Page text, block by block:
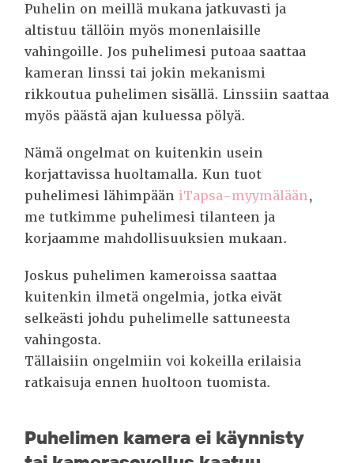
Puhelin on meillä mukana jatkuvasti ja
altistuu tällöin myös monenlaisille
vahingoille. Jos puhelimesi putoaa saattaa
kameran linssi tai jokin mekanismi
rikkoutua puhelimen sisällä. Linssiin saattaa
myös päästä ajan kuluessa pölyä.
Nämä ongelmat on kuitenkin usein
korjattavissa huoltamalla. Kun tuot
puhelimesi lähimpään iTapsa-myymälään,
me tutkimme puhelimesi tilanteen ja
korjaamme mahdollisuuksien mukaan.
Joskus puhelimen kameroissa saattaa
kuitenkin ilmetä ongelmia, jotka eivät
selkeästi johdu puhelimelle sattuneesta
vahingosta.
Tällaisiin ongelmiin voi kokeilla erilaisia
ratkaisuja ennen huoltoon tuomista.
Puhelimen kamera ei käynnisty